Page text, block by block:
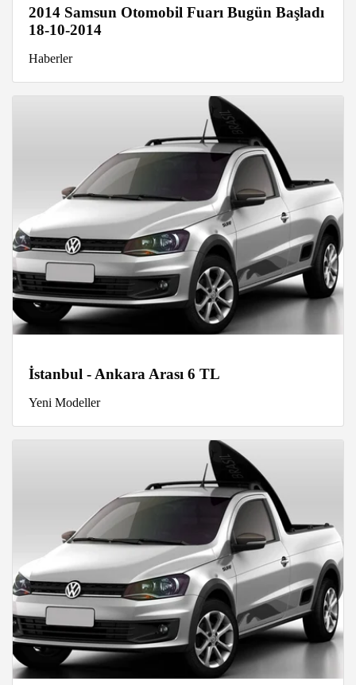
2014 Samsun Otomobil Fuarı Bugün Başladı
18-10-2014
Haberler
İstanbul - Ankara Arası 6 TL
Yeni Modeller